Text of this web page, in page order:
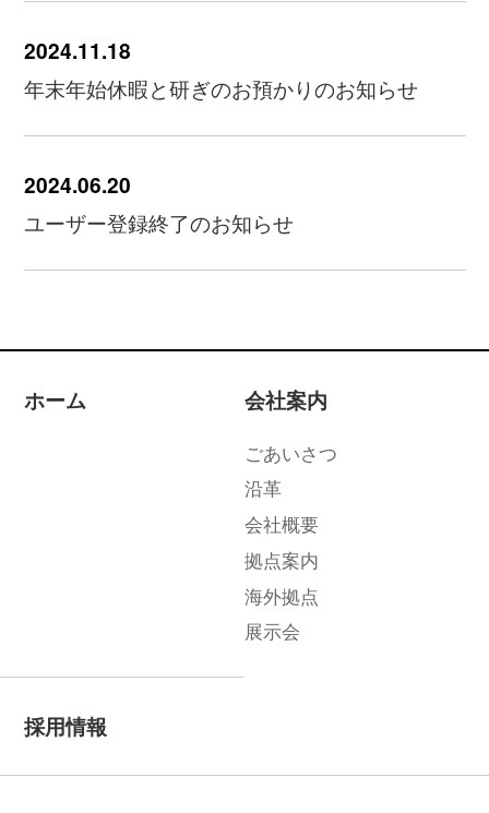
2024.11.18
年末年始休暇と研ぎのお預かりのお知らせ
2024.06.20
ユーザー登録終了のお知らせ
ホーム 会社案内
ごあいさつ
沿革
会社概要
拠点案内
海外拠点
展示会
採用情報